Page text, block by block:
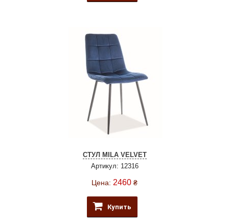
СТУЛ MILA VELVET
Артикул: 12316
Цена: 2460 ₴
Купить